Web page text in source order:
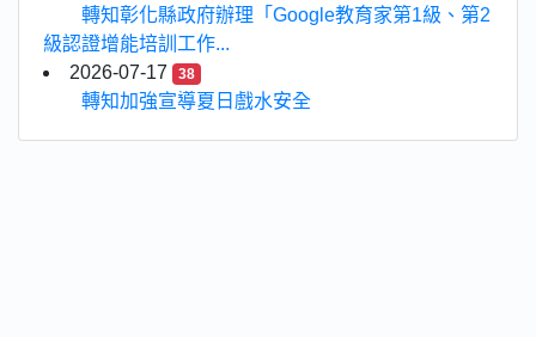
轉知彰化縣政府辦理「Google教育家第1級、第2
級認證增能培訓工作...
2026-07-17
38
轉知加強宣導夏日戲水安全